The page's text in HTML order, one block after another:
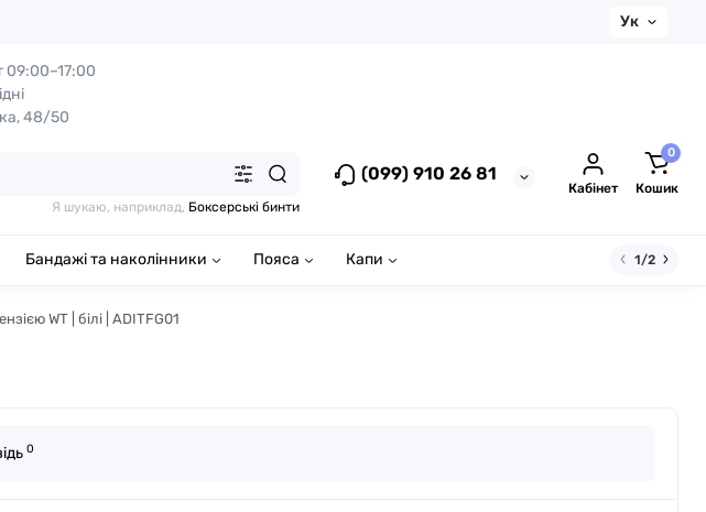
Ук
09:00–17:00
48/50
(099) 910 26 81
Я шукаю, наприклад, Боксерські бинти
Кабінет
0
Кошик
Бандажі та наколінники Пояса Капи 1/2
WT | білі | ADITFG01
0